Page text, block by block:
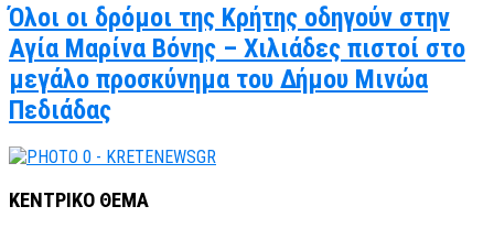
Όλοι οι δρόμοι της Κρήτης οδηγούν στην
Αγία Μαρίνα Βόνης – Χιλιάδες πιστοί στο
μεγάλο προσκύνημα του Δήμου Μινώα
Πεδιάδας
ΚΕΝΤΡΙΚΟ ΘΕΜΑ